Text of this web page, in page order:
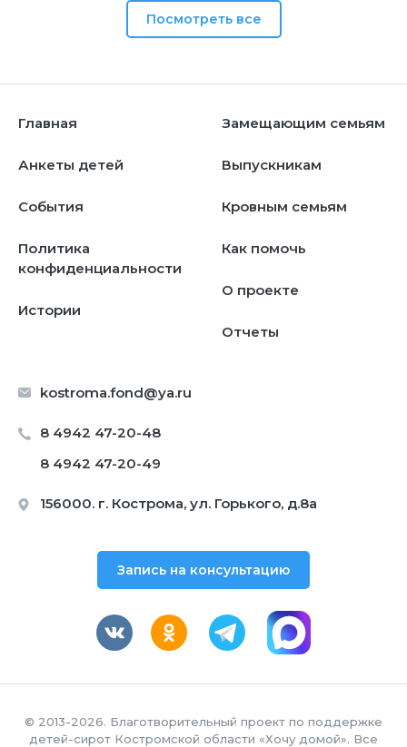
Посмотреть все
kostroma.fond@ya.ru
8 4942 47-20-48
8 4942 47-20-49
156000. г. Кострома, ул. Горького, д.8а
Главная
Анкеты детей
События
Политика
конфиденциальности
Истории
Замещающим семьям
Выпускникам
Кровным семьям
Как помочь
О проекте
Отчеты
Запись на консультацию
© 2013-2026. Благотворительный проект по поддержке
детей-сирот Костромской области «Хочу домой». Все